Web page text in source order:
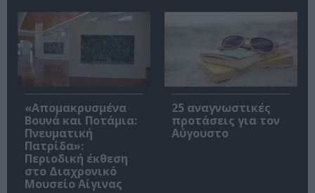
«Απομακρυσμένα
Βουνά και Ποτάμια:
Πνευματική
Πατρίδα»:
Περιοδική έκθεση
στο Διαχρονικό
Μουσείο Αίγινας
25 αναγνωστικές
προτάσεις για τον
Αύγουστο